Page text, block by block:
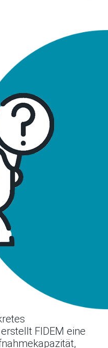
FIDEM eine